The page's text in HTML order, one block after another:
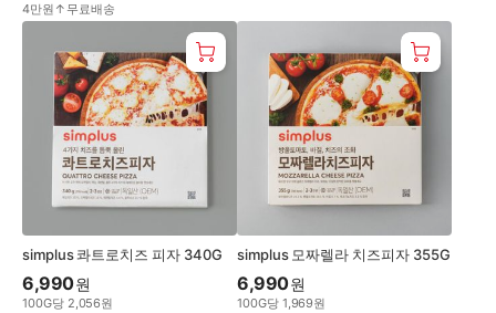
4만원↑무료배송
simplus 콰트로치즈 피자 340G
6,990원
100G당 2,056원
simplus 모짜렐라 치즈피자 355G
6,990원
100G당 1,969원